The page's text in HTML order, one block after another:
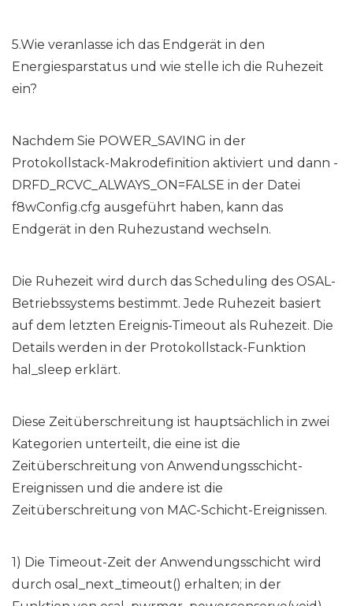
5.Wie veranlasse ich das Endgerät in den
Energiesparstatus und wie stelle ich die Ruhezeit
ein?
Nachdem Sie POWER_SAVING in der
Protokollstack-Makrodefinition aktiviert und dann -
DRFD_RCVC_ALWAYS_ON=FALSE in der Datei
f8wConfig.cfg ausgeführt haben, kann das
Endgerät in den Ruhezustand wechseln.
Die Ruhezeit wird durch das Scheduling des OSAL-
Betriebssystems bestimmt. Jede Ruhezeit basiert
auf dem letzten Ereignis-Timeout als Ruhezeit. Die
Details werden in der Protokollstack-Funktion
hal_sleep erklärt.
Diese Zeitüberschreitung ist hauptsächlich in zwei
Kategorien unterteilt, die eine ist die
Zeitüberschreitung von Anwendungsschicht-
Ereignissen und die andere ist die
Zeitüberschreitung von MAC-Schicht-Ereignissen.
1) Die Timeout-Zeit der Anwendungsschicht wird
durch osal_next_timeout() erhalten; in der